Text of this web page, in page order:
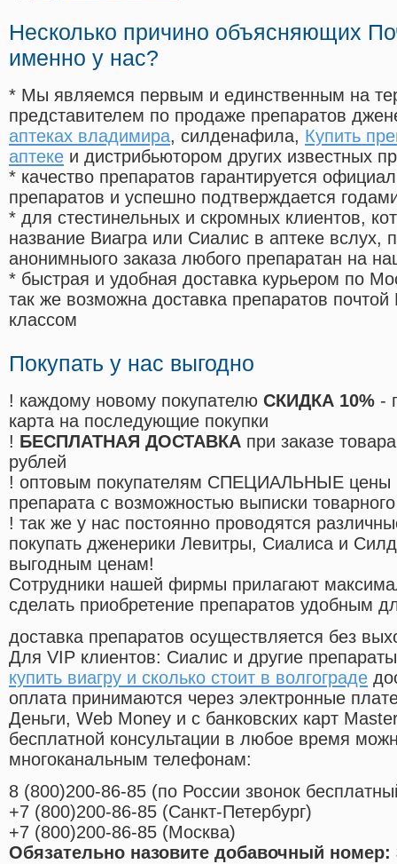
Несколько причино объясняющих
именно у нас?
* Мы являемся первым и единственным на
представителем по продаже препаратов
аптеках владимира, силденафила, Купить
аптеке и дистрибьютором других известных
* качество препаратов гарантируется
препаратов и успешно подтверждается
* для стестинельных и скромных клиентов,
название Виагра или Сиалис в аптеке вслух,
анонимныого заказа любого препаратан на
* быстрая и удобная доставка курьером по
так же возможна доставка препаратов
классом
Покупать у нас выгодно
! каждому новому покупателю СКИДКА 10% -
карта на последующие покупки
! БЕСПЛАТНАЯ ДОСТАВКА при заказе
рублей
! оптовым покупателям СПЕЦИАЛЬНЫЕ цены
препарата с возможностью выписки
! так же у нас постоянно проводятся
покупать дженерики Левитры, Сиалиса и
выгодным ценам!
Cотрудники нашей фирмы прилагают
сделать приобретение препаратов удобным
доставка препаратов осуществляется без
Для VIP клиентов: Сиалис и другие
купить виагру и сколько стоит в волгограде
оплата принимаются через электронные
Деньги, Web Money и с банковских карт
бесплатной консультации в любое время
многоканальным телефонам:
8 (800)200-86-85 (по России звонок
+7 (800)200-86-85 (Санкт-Петербург)
+7 (800)200-86-85 (Москва)
Обязательно назовите добавочный номер: